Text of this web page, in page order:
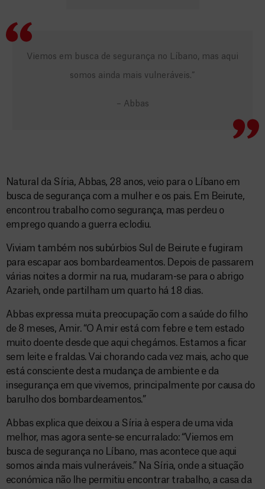
Viemos em busca de segurança no Líbano, mas aqui
somos ainda mais vulneráveis.”
– Abbas
Natural da Síria, Abbas, 28 anos, veio para o Líbano em
busca de segurança com a mulher e os pais. Em Beirute,
encontrou trabalho como segurança, mas perdeu o
emprego quando a guerra eclodiu.
Viviam também nos subúrbios Sul de Beirute e fugiram
para escapar aos bombardeamentos. Depois de passarem
várias noites a dormir na rua, mudaram-se para o abrigo
Azarieh, onde partilham um quarto há 18 dias.
Abbas expressa muita preocupação com a saúde do filho
de 8 meses, Amir. “O Amir está com febre e tem estado
muito doente desde que aqui chegámos. Estamos a ficar
sem leite e fraldas. Vai chorando cada vez mais, acho que
está consciente desta mudança de ambiente e da
insegurança em que vivemos, principalmente por causa do
barulho dos bombardeamentos.”
Abbas explica que deixou a Síria à espera de uma vida
melhor, mas agora sente-se encurralado: “Viemos em
busca de segurança no Líbano, mas acontece que aqui
somos ainda mais vulneráveis.” Na Síria, onde a situação
económica não lhe permitiu encontrar trabalho, a casa da